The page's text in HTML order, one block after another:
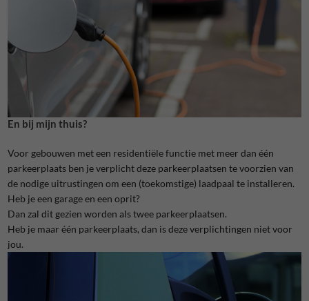
En bij mijn thuis?
Voor gebouwen met een residentiële functie met meer dan één
parkeerplaats ben je verplicht deze parkeerplaatsen te voorzien van
de nodige uitrustingen om een (toekomstige) laadpaal te installeren.
Heb je een garage en een oprit?
Dan zal dit gezien worden als twee parkeerplaatsen.
Heb je maar één parkeerplaats, dan is deze verplichtingen niet voor
jou.